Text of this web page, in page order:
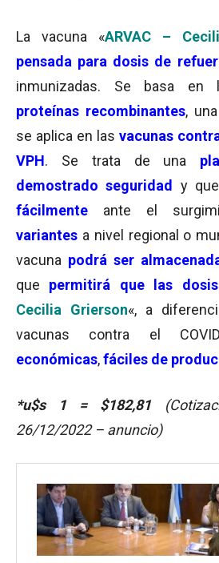
La vacuna «ARVAC –
pensada para dosis de
inmunizadas. Se basa en
proteínas recombinantes,
se aplica en las vacunas
VPH. Se trata de una
demostrado seguridad
y que
fácilmente ante el
variantes a nivel regional o
vacuna podrá ser
que permitirá que las dosis
Cecilia Grierson«, a
vacunas contra el
económicas,fáciles de
*u$s 1 = $182,81
26/12/2022 – anuncio)